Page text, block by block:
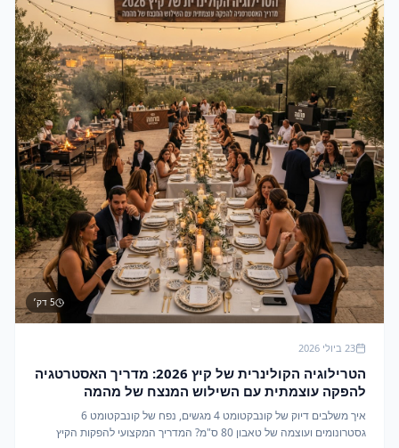
5 דק׳
23 ביולי 2026
הטרילוגיה הקולינרית של קיץ 2026: מדריך האסטרטגיה
להפקה עוצמתית עם השילוש המנצח של מהמה
איך משלבים דיוק של קונבקטומט 4 מגשים, נפח של קונבקטומט 6
גסטרונומים ועוצמה של טאבון 80 ס"מ? המדריך המקצועי להפקות הקיץ